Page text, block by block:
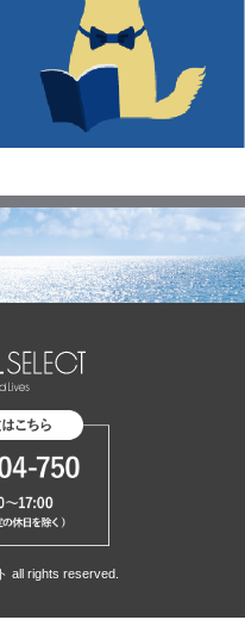
all rights reserved.